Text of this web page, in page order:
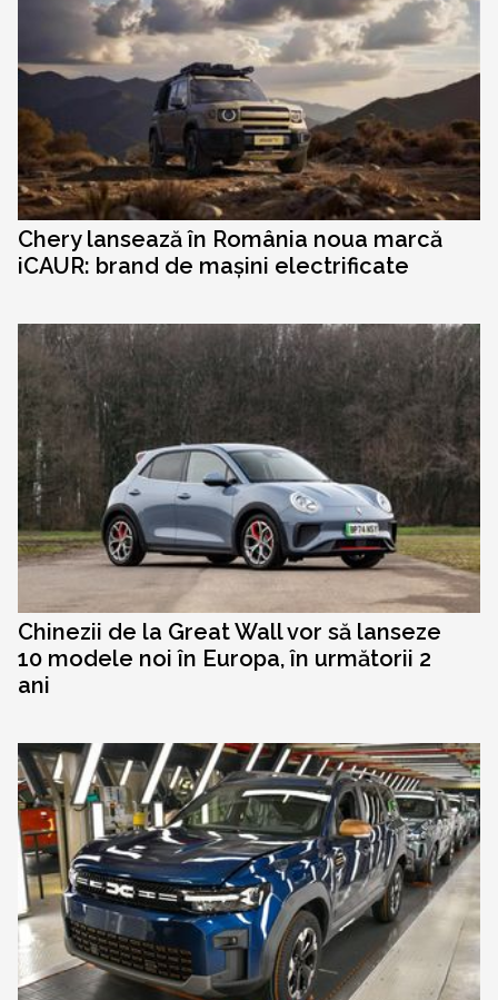
Chery lansează în România noua marcă
iCAUR: brand de mașini electrificate
Chinezii de la Great Wall vor să lanseze
10 modele noi în Europa, în următorii 2
ani